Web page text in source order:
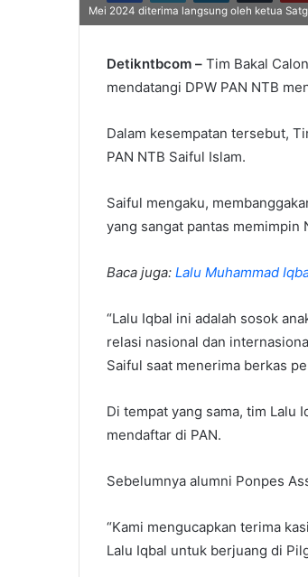
Mei 2024 diterima langsung oleh ketua
Detikntbcom – Tim Bakal
mendatangi DPW PAN NTB
Dalam kesempatan tersebut,
PAN NTB Saiful Islam.
Saiful mengaku,
yang sangat pantas memimpin
Baca juga: Lalu Muhammad
“Lalu Iqbal ini adalah sosok
relasi nasional dan
Saiful saat menerima berkas
Di tempat yang sama, tim Lalu
mendaftar di PAN.
Sebelumnya alumni Ponpes
“Kami mengucapkan terima
Lalu Iqbal untuk berjuang di